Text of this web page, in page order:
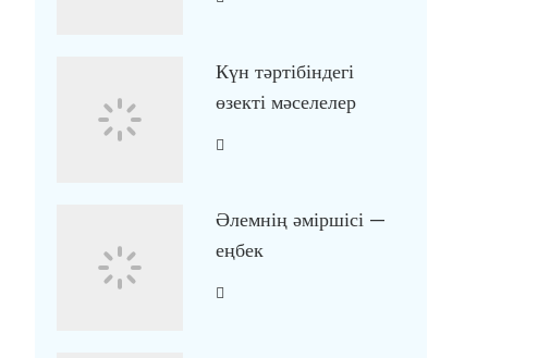
Күн тәртібіндегі
өзекті мәселелер
Әлемнің әміршісі —
еңбек